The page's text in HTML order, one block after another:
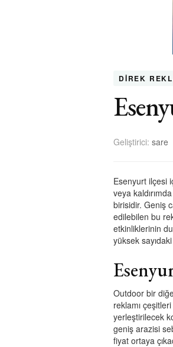
DIREK
Geliştirici: sare
Esenyurt ilçesi
veya
birisidir. Geniş
edilebilen bu
etkinliklerinin
yüksek
Outdoor bir
reklamı
yerleştirilecek
geniş arazisi
fiyat ortaya